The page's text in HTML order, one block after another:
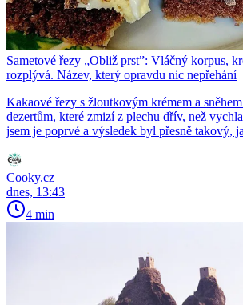
Sametové řezy „Obliž prst”: Vláčný korpus,
rozplývá. Název, který opravdu nic nepřehání
Kakaové řezy s žloutkovým krémem a
dezertům, které zmizí z plechu dřív, než
jsem je poprvé a výsledek byl přesně takový,
Cooky.cz
dnes, 13:43
4 min